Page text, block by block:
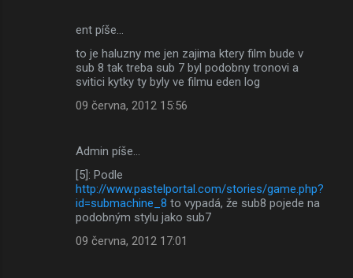
ent píše…
to je haluzny me jen zajima ktery film bude v
sub 8 tak treba sub 7 byl podobny tronovi a
svitici kytky ty byly ve filmu eden log
09 června, 2012 15:56
Admin píše…
[5]: Podle
http://www.pastelportal.com/stories/game.php?
id=submachine_8 to vypadá, že sub8 pojede na
podobným stylu jako sub7
09 června, 2012 17:01